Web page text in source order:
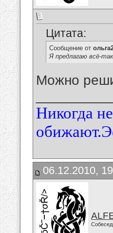
Цитата:
Сообщение от
Я предлагаю всё-
Можно
Никогда
06.12.2010,